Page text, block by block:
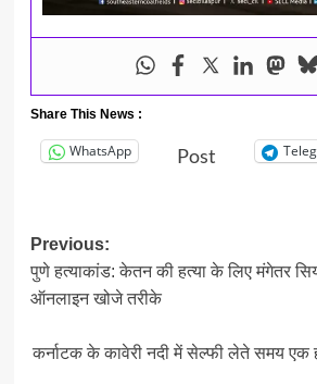
Share This News :
WhatsApp Post
Post
navigation
Previous:
पुणे हत्याकांड: केतन की हत्या के लिए मंगेतर
ऑनलाइन खोजे तरीके
कर्नाटक के कावेरी नदी में सेल्फी लेते समय एक